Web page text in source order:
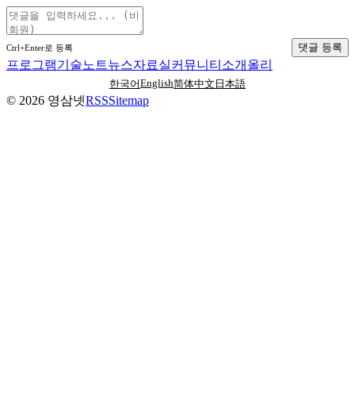
Ctrl+Enter로 등록 댓글 등록
프로그램기술노트뉴스자료실커뮤니티 소개 올리
한국어English简体中文 日本語
© 2026 영삼넷RSSSitemap